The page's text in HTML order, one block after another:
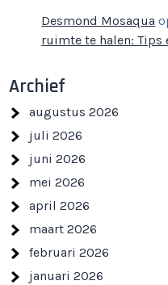
Desmond Mosaqua
ruimte te halen: Tips
Archief
augustus 2026
juli 2026
juni 2026
mei 2026
april 2026
maart 2026
februari 2026
januari 2026